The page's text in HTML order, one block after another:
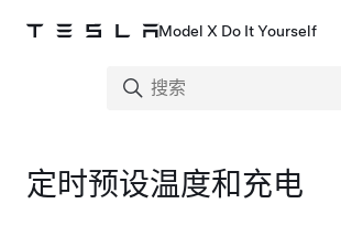
Model X Do It Yourself
定时预设温度和充电